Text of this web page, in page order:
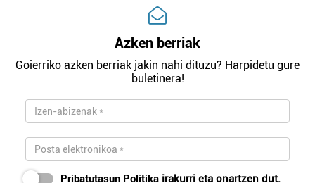
Azken berriak
Goierriko azken berriak jakin nahi dituzu? Harpidetu gure
buletinera!
Pribatutasun Politika irakurri eta onartzen dut.